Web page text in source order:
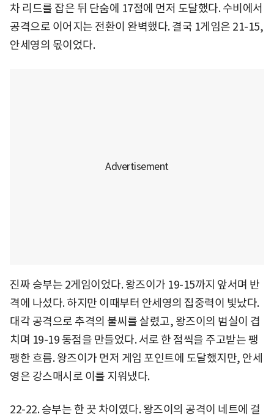
차 리드를 잡은 뒤 단숨에 17점에 먼저 도달했다. 수비에서
공격으로 이어지는 전환이 완벽했다. 결국 1게임은 21-15,
안세영의 몫이었다.
진짜 승부는 2게임이었다. 왕즈이가 19-15까지 앞서며 반
격에 나섰다. 하지만 이때부터 안세영의 집중력이 빛났다.
대각 공격으로 추격의 불씨를 살렸고, 왕즈이의 범실이 겹
치며 19-19 동점을 만들었다. 서로 한 점씩을 주고받는 팽
팽한 흐름. 왕즈이가 먼저 게임 포인트에 도달했지만, 안세
영은 강스매시로 이를 지워냈다.
22-22. 승부는 한 끗 차이였다. 왕즈이의 공격이 네트에 걸